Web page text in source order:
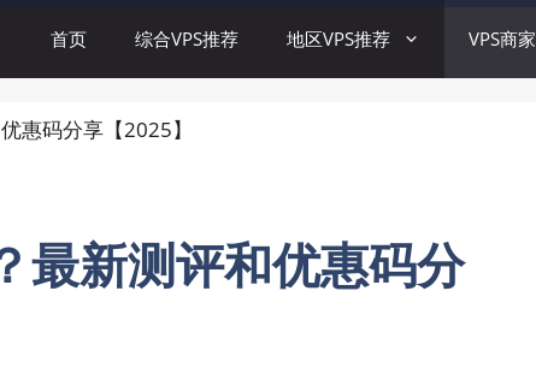
首页 综合VPS推荐 地区VPS推荐 VPS商家
惠码分享【2025】
新测评和优惠码分